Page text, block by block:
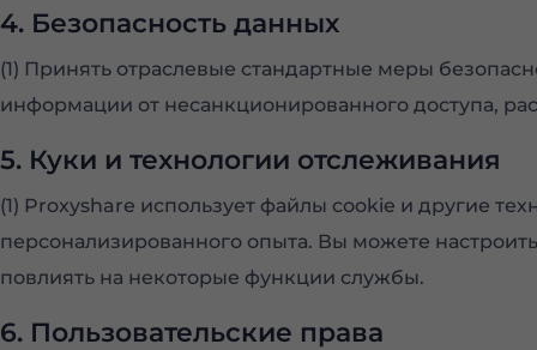
4. Безопасность данных
(1) Принять отраслевые стандартные меры
информации от несанкционированного доступа,
5. Куки и технологии отслеживания
(1) Proxyshare использует файлы cookie и другие
персонализированного опыта. Вы можете
повлиять на некоторые функции службы.
6. Пользовательские права